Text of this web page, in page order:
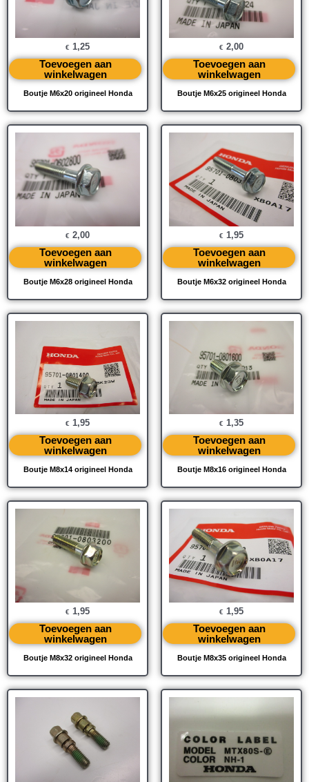
Boutje M6x20 origineel Honda
€ 1,25
Toevoegen aan
winkelwagen
Boutje M6x25 origineel Honda
€ 2,00
Toevoegen aan
winkelwagen
Boutje M6x28 origineel Honda
€ 2,00
Toevoegen aan
winkelwagen
Boutje M6x32 origineel Honda
€ 1,95
Toevoegen aan
winkelwagen
Boutje M8x14 origineel Honda
€ 1,95
Toevoegen aan
winkelwagen
Boutje M8x16 origineel Honda
€ 1,35
Toevoegen aan
winkelwagen
Boutje M8x32 origineel Honda
€ 1,95
Toevoegen aan
winkelwagen
Boutje M8x35 origineel Honda
€ 1,95
Toevoegen aan
winkelwagen